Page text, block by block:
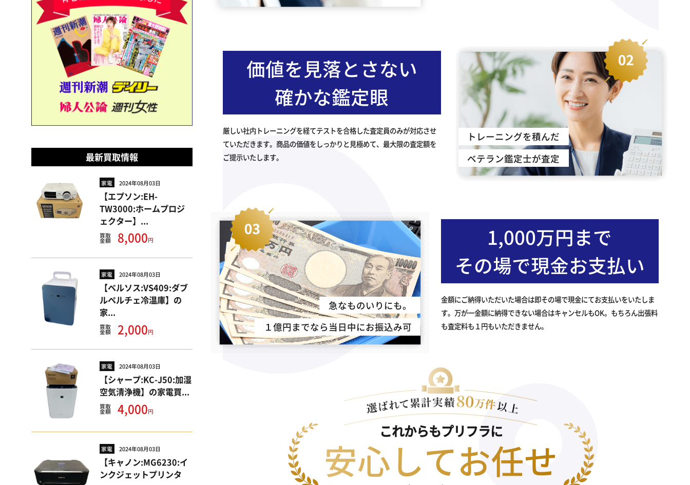
最新買取情報
家電 2024年08月03日
【エプソン:EH-
TW3000:ホームプロジ
ェクター】...
買取
金額 8,000円
家電 2024年08月03日
【ベルソス:VS409:ダブ
ルペルチェ冷温庫】の
家...
買取
金額 2,000円
家電 2024年08月03日
【シャープ:KC-J50:加湿
空気清浄機】の家電買...
買取
金額 4,000円
家電 2024年08月03日
【キャノン:MG6230:イ
ンクジェットプリンタ
トレーニングを積んだ
ベテラン鑑定士が査定
価値を見落とさない
確かな鑑定眼
厳しい社内トレーニングを経てテストを合格した査定員のみが対応させ
ていただきます。商品の価値をしっかりと見極めて、最大限の査定額を
ご提示いたします。
急なものいりにも。
１億円までなら当日中にお振込み可
1,000万円まで
その場で現金お支払い
金額にご納得いただいた場合は即その場で現金にてお支払いをいたしま
す。万が一金額に納得できない場合はキャンセルもOK。もちろん出張料
も査定料も１円もいただきません。
これからもプリフラに
安心してお任せ